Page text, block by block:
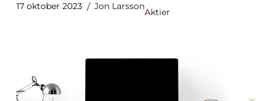
17 oktober 2023 Jon Larsson
Aktier